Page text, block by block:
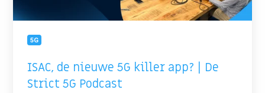
5G
5G
ISAC, de nieuwe 5G killer app? | De
Strict 5G Podcast